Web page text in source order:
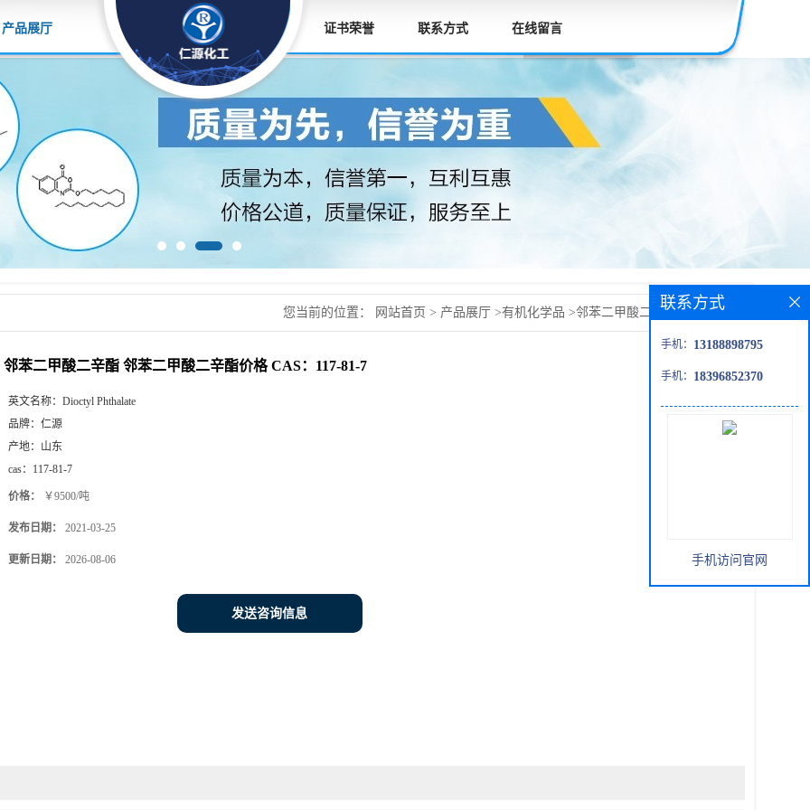
产品展厅 证书荣誉 联系方式 在线留言
您当前的位置： 网站首页 > 产品展厅 >有机化学品 >邻苯二甲酸二辛酯 邻苯二甲
邻苯二甲酸二辛酯 邻苯二甲酸二辛酯价格 CAS：117-81-7
英文名称： Dioctyl Phthalate
品牌： 仁源
产地： 山东
cas： 117-81-7
价格： ￥9500/吨
发布日期： 2021-03-25
更新日期： 2026-08-06
发送咨询信息
联系方式
手机： 13188898795
手机： 18396852370
手机访问官网